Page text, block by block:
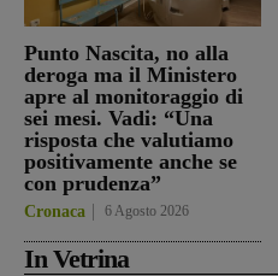
Punto Nascita, no alla
deroga ma il Ministero
apre al monitoraggio di
sei mesi. Vadi: “Una
risposta che valutiamo
positivamente anche se
con prudenza”
Cronaca 6 Agosto 2026
In Vetrina